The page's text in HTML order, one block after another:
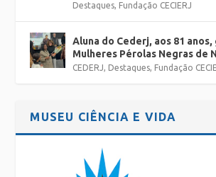
Destaques, Fundação CECIERJ
Aluna do Cederj, aos 81 anos,
Mulheres Pérolas Negras de
CEDERJ, Destaques, Fundação
MUSEU CIÊNCIA E VIDA